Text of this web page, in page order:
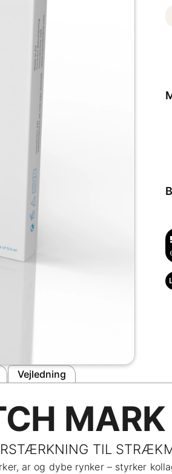
Vejledning
TIL
ar og dybe rynker – styrker